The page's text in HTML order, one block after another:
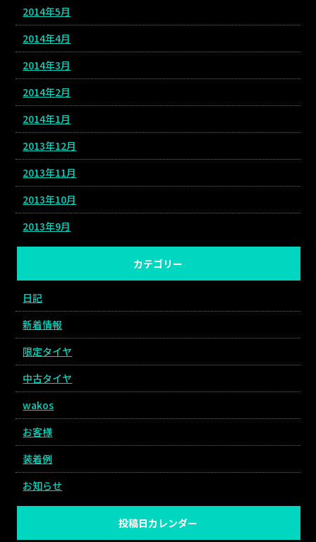
2014年5月
2014年4月
2014年3月
2014年2月
2014年1月
2013年12月
2013年11月
2013年10月
2013年9月
カテゴリー
日記
新着情報
限定タイヤ
中古タイヤ
wakos
お客様
装着例
お知らせ
投稿日カレンダー